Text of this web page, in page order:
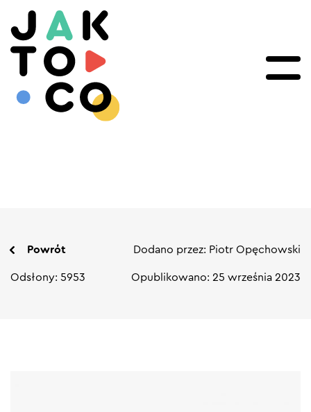
Powrót Dodano przez: Piotr Opęchowski
Odsłony: 5953 Opublikowano: 25 września 2023